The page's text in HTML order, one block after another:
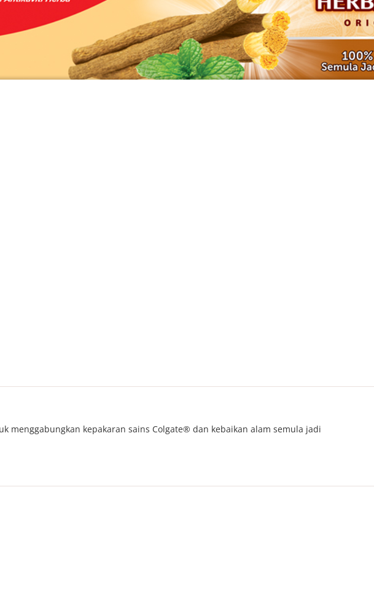
menggabungkan kepakaran sains Colgate® dan kebaikan alam semula jadi